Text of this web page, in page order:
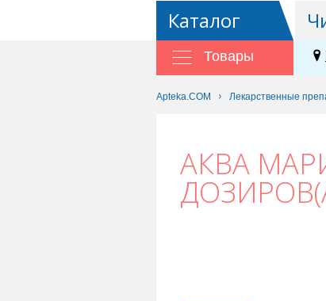
Каталог
Товары
Apteka.COM Лекарственные
АКВА